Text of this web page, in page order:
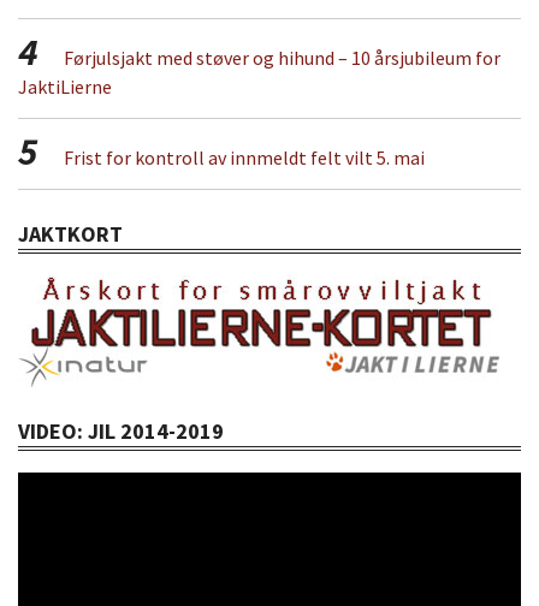
4
Førjulsjakt med støver og hihund – 10 årsjubileum for
JaktiLierne
5 Frist for kontroll av innmeldt felt vilt 5. mai
JAKTKORT
VIDEO: JIL 2014-2019